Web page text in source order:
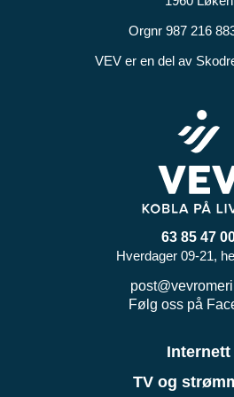
Orgnr 987 216
VEV er en del av
63 85 47
Hverdager 09-21,
Følg oss på
Internett
TV og